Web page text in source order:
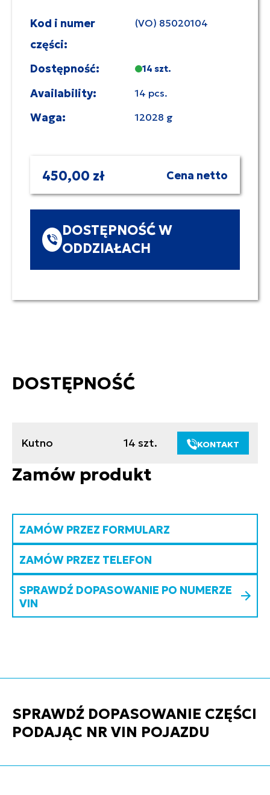
Kod i numer
części:
(VO) 85020104
Dostępność: 14 szt.
Availability: 14 pcs.
Waga: 12028 g
450,00 zł Cena netto
DOSTĘPNOŚĆ W
ODDZIAŁACH
DOSTĘPNOŚĆ
Kutno 14 szt. KONTAKT
Zamów produkt
ZAMÓW PRZEZ FORMULARZ
ZAMÓW PRZEZ TELEFON
SPRAWDŹ DOPASOWANIE PO NUMERZE
VIN
SPRAWDŹ DOPASOWANIE CZĘŚCI
PODAJĄC NR VIN POJAZDU